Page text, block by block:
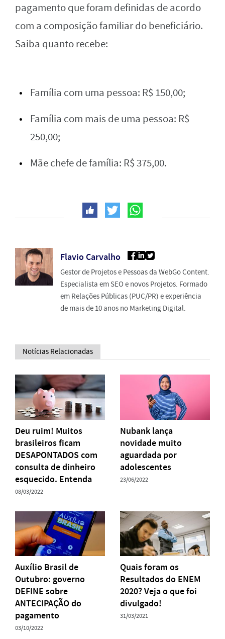
pagamento que foram definidas de acordo
com a composição familiar do beneficiário.
Saiba quanto recebe:
Família com uma pessoa: R$ 150,00;
Família com mais de uma pessoa: R$
250,00;
Mãe chefe de família: R$ 375,00.
Flavio Carvalho
Gestor de Projetos e Pessoas da WebGo Content.
Especialista em SEO e novos Projetos. Formado
em Relações Públicas (PUC/PR) e experiência
de mais de 10 anos no Marketing Digital.
Notícias Relacionadas
Deu ruim! Muitos
brasileiros ficam
DESAPONTADOS com
consulta de dinheiro
esquecido. Entenda
08/03/2022
Nubank lança
novidade muito
aguardada por
adolescentes
23/06/2022
Auxílio Brasil de
Outubro: governo
DEFINE sobre
ANTECIPAÇÃO do
pagamento
03/10/2022
Quais foram os
Resultados do ENEM
2020? Veja o que foi
divulgado!
31/03/2021